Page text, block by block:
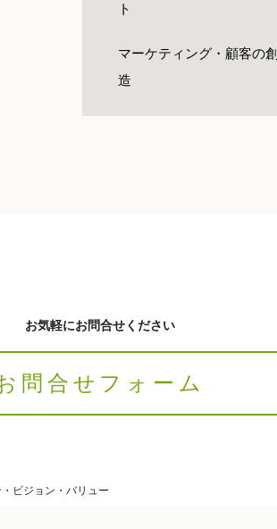
ト
マーケティング・顧客の創
造
お気軽にお問合せください
問合せフォーム
・ビジョン・バリュー